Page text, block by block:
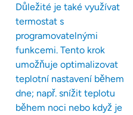
Důležité je také využívat
termostat s
programovatelnými
funkcemi. Tento krok
umožňuje optimalizovat
teplotní nastavení během
dne; např. snížit teplotu
během noci nebo když je